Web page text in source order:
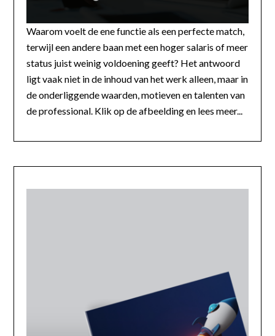
Waarom voelt de ene functie als een perfecte match,
terwijl een andere baan met een hoger salaris of meer
status juist weinig voldoening geeft? Het antwoord
ligt vaak niet in de inhoud van het werk alleen, maar in
de onderliggende waarden, motieven en talenten van
de professional. Klik op de afbeelding en lees meer...